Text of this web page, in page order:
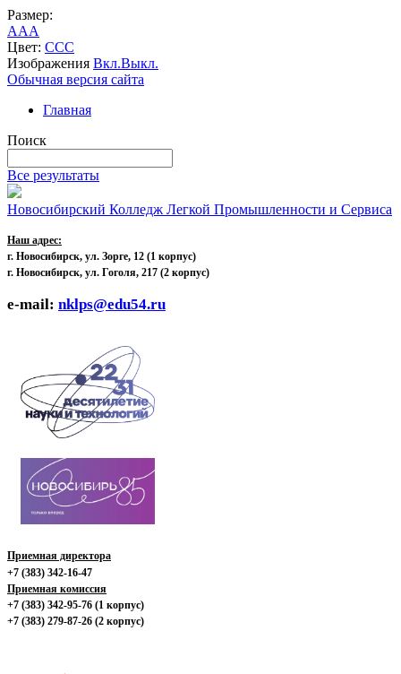
Размер:
AAA
Цвет: CCC
Изображения Вкл.Выкл.
Обычная версия сайта
Главная
Поиск
Все результаты
Новосибирский Колледж Легкой Промышленности и Сервиса
Наш адрес:
г. Новосибирск, ул. Зорге, 12 (1 корпус)
г. Новосибирск, ул. Гоголя, 217 (2 корпус)
e-mail: nklps@edu54.ru
Приемная директора
+7 (383) 342-16-47
Приемная комиссия
+7 (383) 342-95-76 (1 корпус)
+7 (383) 279-87-26 (2 корпус)